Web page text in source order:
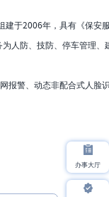
建于2006年，具有《保安
人防、技防、停车管理
报警、动态非配合式人脸
办事大厅